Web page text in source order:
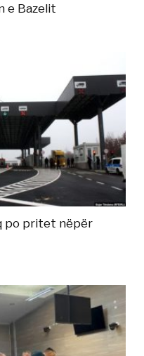
e Bazelit
po pritet nëpër